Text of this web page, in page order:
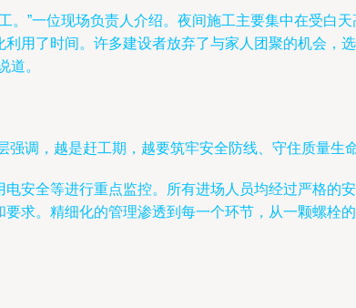
”一位现场负责人介绍。夜间施工主要集中在受白
用了时间。许多建设者放弃了与家人团聚的机会，
道。
强调，越是赶工期，越要筑牢安全防线、守住质量生命
安全等进行重点监控。所有进场人员均经过严格的
求。精细化的管理渗透到每一个环节，从一颗螺栓